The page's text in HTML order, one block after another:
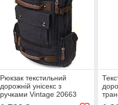
Рюкзак текстильний
дорожній унісекс з
ручками Vintage 20663